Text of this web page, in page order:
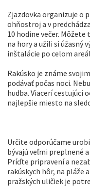
Zjazdovka organizuje o
ohňostroj a v
10 hodine večer.
na hory a užili si úžasný
inštalácie po celom
Rakúsko je známe
podávať počas noci.
hudba. Viacerí cestujúci
najlepšie miesto na
Určite odporúčame
bývajú veľmi preplnené
Príďte pripravení a
rakúskych hôr, na pláže
pražských uličiek je